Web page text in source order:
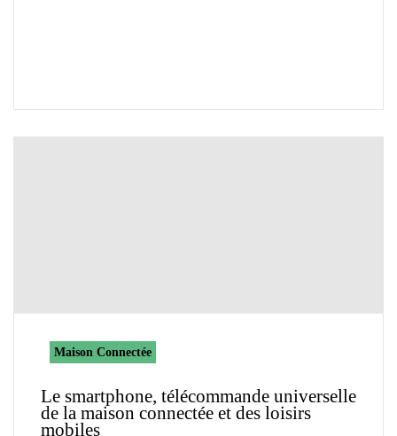
Maison Connectée
Le smartphone, télécommande universelle
de la maison connectée et des loisirs
mobiles